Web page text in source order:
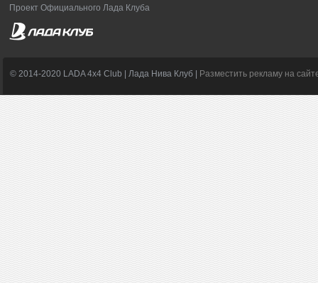
Проект Официального Лада Клуба
© 2014-2020 LADA 4x4 Club | Лада Нива Клуб | Разместить рекламу на